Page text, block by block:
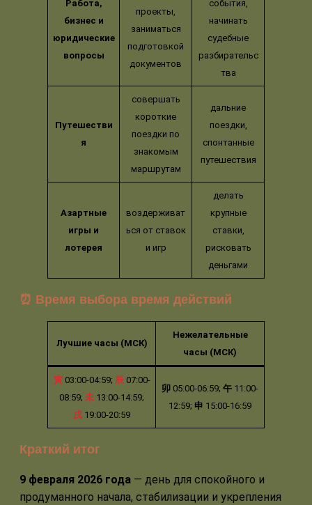
Работа,
бизнес и
юридические
вопросы
проекты,
заниматься
подготовкой
документов
события,
начинать
судебные
разбирательс
тва
Путешестви
я
совершать
короткие
поездки по
знакомым
маршрутам
дальние
поездки,
спонтанные
путешествия
Азартные
игры и
лотерея
воздерживат
ься от ставок
и игр
делать
крупные
ставки,
рисковать
деньгами
⏰ Время выбора время действий
Лучшие часы (МСК)
Нежелательные
часы (МСК)
寅 03:00-04:59; 辰07:00-
08:59; 未 13:00-14:59;
戌 19:00-20:59
卯 05:00-06:59; 午 11:00-
12:59; 申 15:00-16:59
Краткий итог
9 февраля 2026 года — день для спокойного и
продуманного начала, стабилизации и укрепления